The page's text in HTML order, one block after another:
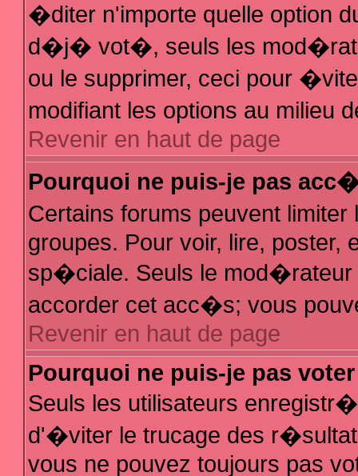
�diter n'importe quelle option
d�j� vot�, seuls les
ou le supprimer, ceci pour
modifiant les options au milieu
Revenir en haut de page
Pourquoi ne puis-je pas
Certains forums peuvent
groupes. Pour voir, lire, poster,
sp�ciale. Seuls le mod�rateur
accorder cet acc�s; vous
Revenir en haut de page
Pourquoi ne puis-je pas
Seuls les utilisateurs
d'�viter le trucage des
vous ne pouvez toujours pas